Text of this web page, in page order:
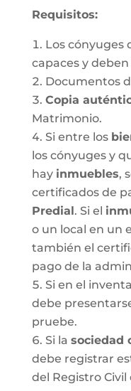
Requisitos:
Los cónyuges
capaces y
Documentos
Copia
Matrimonio.
Si entre los
los cónyuges y
hay inmuebles,
certificados de
Predial. Si el
o un local en un
también el
pago de la
Si en el
debe
pruebe.
Si la sociedad
debe registrar
del Registro